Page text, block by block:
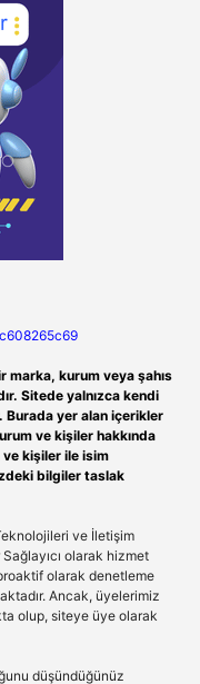
marka, kurum veya şahıs
Sitede yalnızca kendi
Burada yer alan içerikler
ve kişiler hakkında
ve kişiler ile isim
bilgiler taslak
ve İletişim
olarak hizmet
olarak denetleme
Ancak, üyelerimiz
olup, siteye üye olarak
düşündüğünüz